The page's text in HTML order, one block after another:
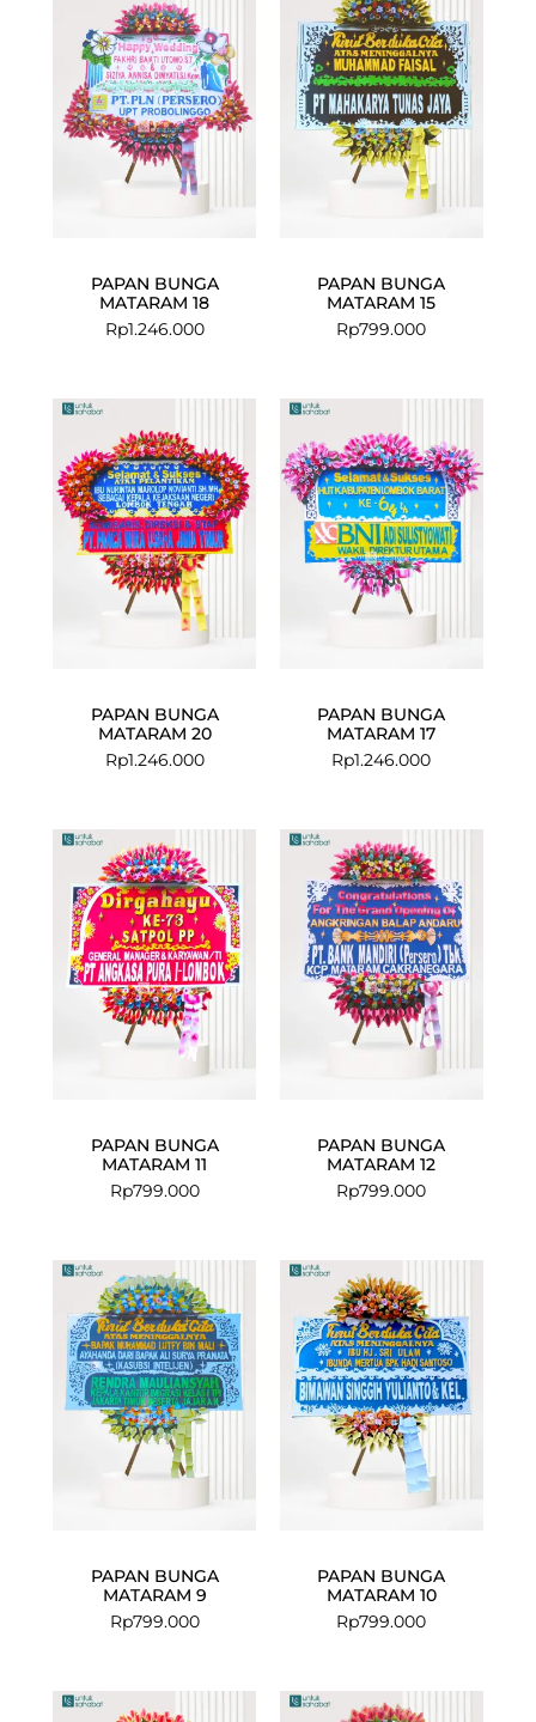
PAPAN BUNGA
MATARAM 18
Rp1.246.000
PAPAN BUNGA
MATARAM 15
Rp799.000
PAPAN BUNGA
MATARAM 20
Rp1.246.000
PAPAN BUNGA
MATARAM 17
Rp1.246.000
PAPAN BUNGA
MATARAM 11
Rp799.000
PAPAN BUNGA
MATARAM 12
Rp799.000
PAPAN BUNGA
MATARAM 9
Rp799.000
PAPAN BUNGA
MATARAM 10
Rp799.000